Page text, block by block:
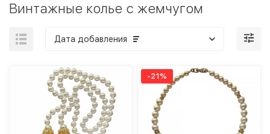
Винтажные колье с жемчугом
Дата добавления
-21%